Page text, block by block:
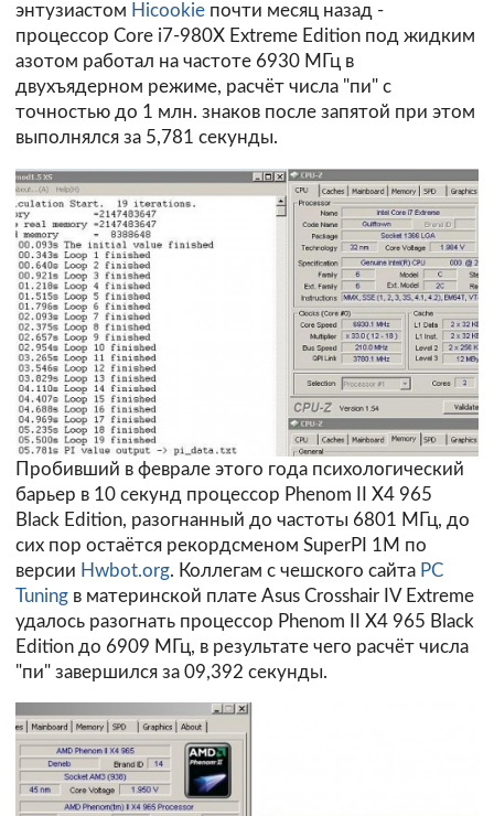
энтузиастом Hicookie почти месяц назад -
процессор Core i7-980X Extreme Edition под жидким
азотом работал на частоте 6930 МГц в
двухъядерном режиме, расчёт числа "пи" с
точностью до 1 млн. знаков после запятой при этом
выполнялся за 5,781 секунды.
Пробивший в феврале этого года психологический
барьер в 10 секунд процессор Phenom II X4 965
Black Edition, разогнанный до частоты 6801 МГц, до
сих пор остаётся рекордсменом SuperPI 1M по
версии Hwbot.org. Коллегам с чешского сайта PC
Tuning в материнской плате Asus Crosshair IV Extreme
удалось разогнать процессор Phenom II X4 965 Black
Edition до 6909 МГц, в результате чего расчёт числа
"пи" завершился за 09,392 секунды.